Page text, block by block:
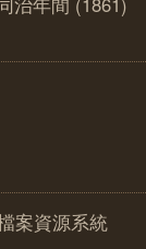
案資源系統